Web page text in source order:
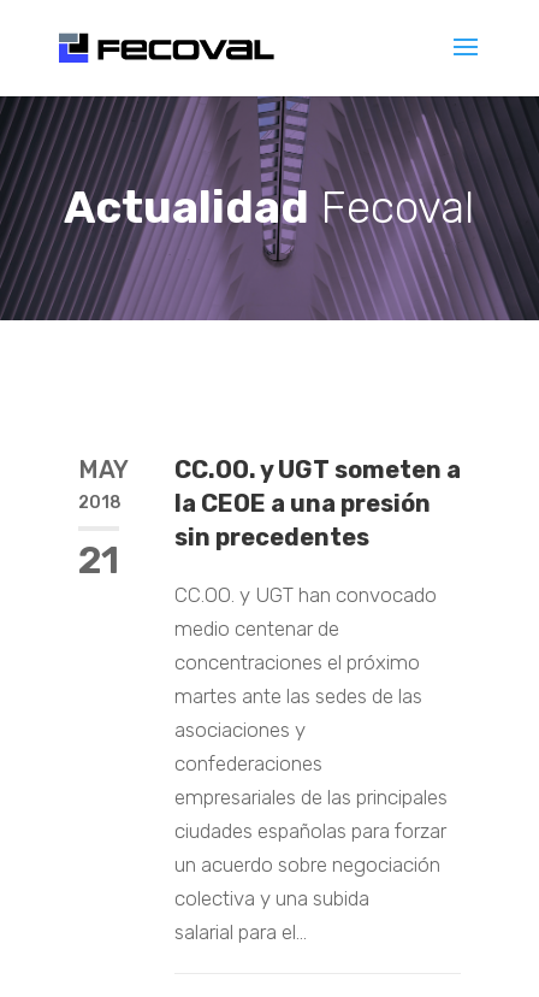
Actualidad Fecoval
MAY
2018
21
CC.OO. y UGT someten a
la CEOE a una presión
sin precedentes
CC.OO. y UGT han convocado
medio centenar de
concentraciones el próximo
martes ante las sedes de las
asociaciones y
confederaciones
empresariales de las principales
ciudades españolas para forzar
un acuerdo sobre negociación
colectiva y una subida
salarial para el...